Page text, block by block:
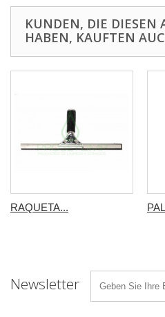
KUNDEN, DIE DIESEN
HABEN, KAUFTEN
RAQUETA...
Newsletter